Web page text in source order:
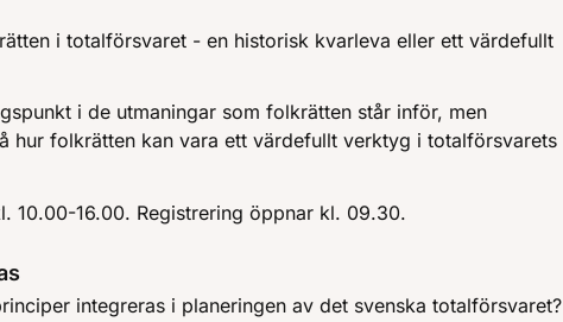
i totalförsvaret - en historisk kvarleva eller ett värdefullt
i de utmaningar som folkrätten står inför, men
hur folkrätten kan vara ett värdefullt verktyg i totalförsvarets
10.00-16.00. Registrering öppnar kl. 09.30.
integreras i planeringen av det svenska totalförsvaret?